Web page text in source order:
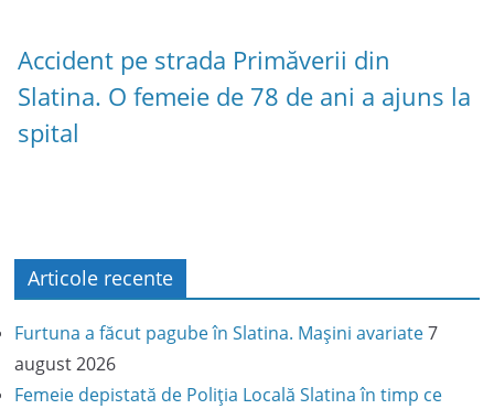
Accident pe strada Primăverii din
Slatina. O femeie de 78 de ani a ajuns la
spital
Articole recente
Furtuna a făcut pagube în Slatina. Mașini avariate 7
august 2026
Femeie depistată de Poliția Locală Slatina în timp ce